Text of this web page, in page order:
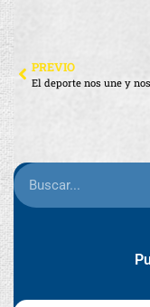
PREVIO